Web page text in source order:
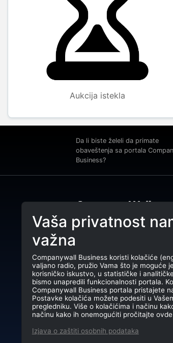
Aukcija istekla
Da li biste želeli da primate
obaveštenja sa portala
Business?
povezivanjem klijenata.
CompanyWall Business © 2026
Vaša privatnost
važna
Companywall Business koristi kolačiće
valjano radio, pružio Vama što je moguće
korisničko iskustvo, u statističke i
bismo unapredili funkcionalnosti portala.
Companywall Business portala pristajete
Postavke kolačića možete podesiti u
pregledniku. Više o kolačićima i načinu
načinu kako ih onemogućiti pročitajte ovde
Izjava o zaštiti osobnih podataka